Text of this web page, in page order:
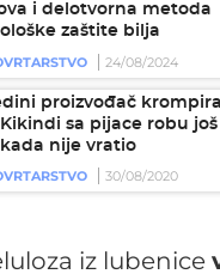
i delotvorna metoda
zaštite bilja
24/08/2024
proizvođač krompira
sa pijace robu još
nije vratio
30/08/2020
iz lubenice